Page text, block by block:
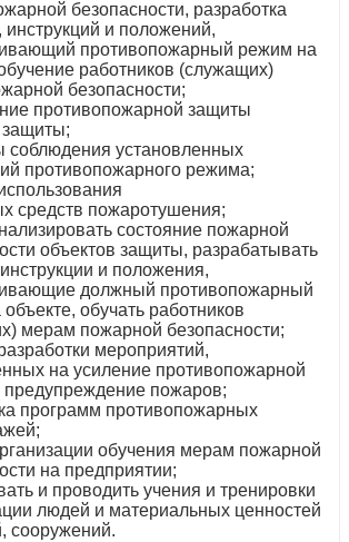
безопасности, разработка
инструкций и положений,
противопожарный режим на
работников (служащих)
безопасности;
противопожарной защиты
защиты;
соблюдения установленных
противопожарного режима;
средств пожаротушения;
состояние пожарной
объектов защиты, разрабатывать
и положения,
должный противопожарный
обучать работников
мерам пожарной безопасности;
мероприятий,
на усиление противопожарной
пожаров;
программ противопожарных
обучения мерам пожарной
на предприятии;
и проводить учения и тренировки
людей и материальных ценностей
сооружений.